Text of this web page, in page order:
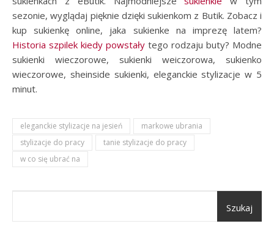
sezonie, wyglądaj pięknie dzięki sukienkom z Butik. Zobacz i
kup sukienkę online, jaka sukienke na imprezę latem?
Historia szpilek kiedy powstały tego rodzaju buty? Modne
sukienki wieczorowe, sukienki weiczorowa, sukienko
wieczorowe, sheinside sukienki, eleganckie stylizacje w 5
minut.
eleganckie stylizacje na jesień
markowe ubrania
stylizacje do pracy
tanie stylizacje do pracy
w co się ubrać na
Szukaj